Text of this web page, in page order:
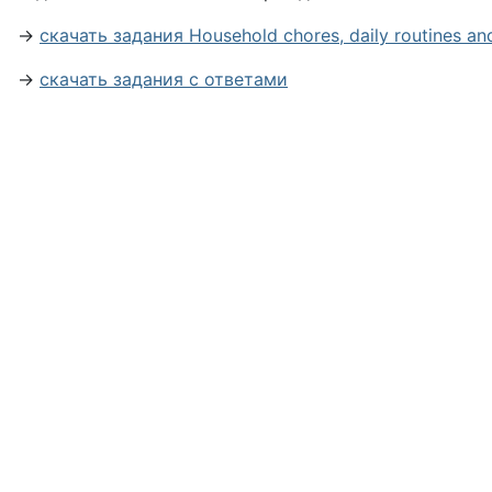
→ скачать задания Household chores, daily routines
→ скачать задания с ответами